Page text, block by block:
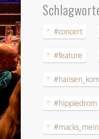
#concert
#feature
#hippiedrom